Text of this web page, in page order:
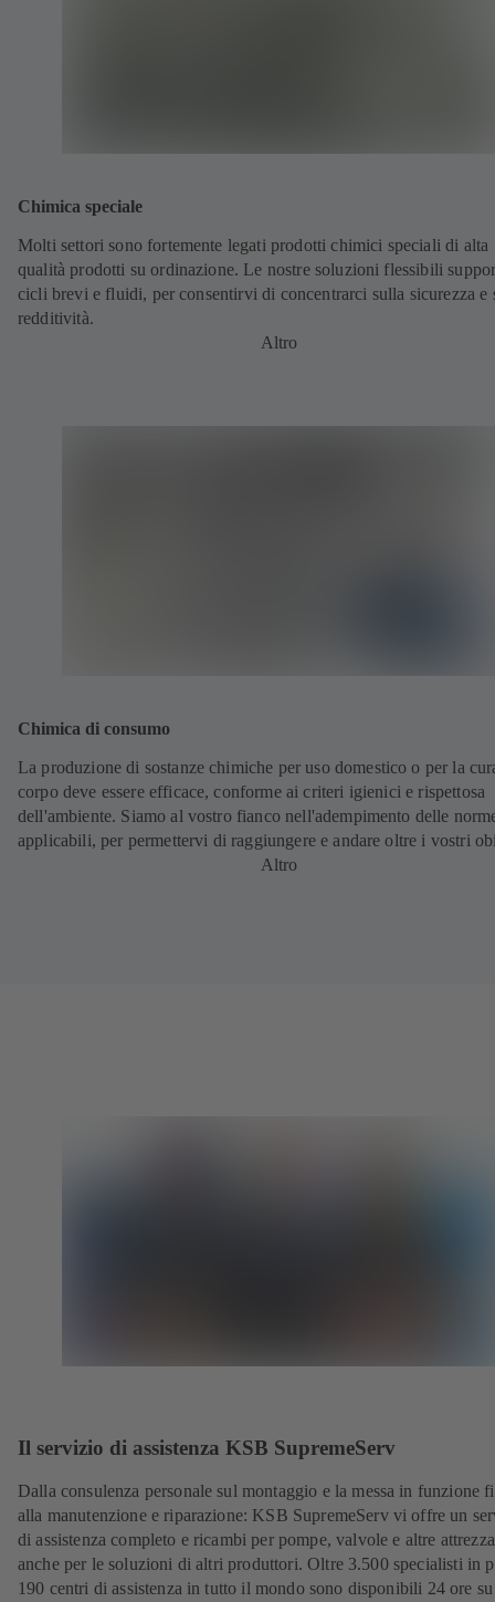
Chimica speciale
Molti settori sono fortemente legati prodotti chimici speciali di alta
qualità prodotti su ordinazione. Le nostre soluzioni flessibili
cicli brevi e fluidi, per consentirvi di concentrarci sulla sicurezza e
redditività.
Altro
Chimica di consumo
La produzione di sostanze chimiche per uso domestico o per la
corpo deve essere efficace, conforme ai criteri igienici e rispettosa
dell'ambiente. Siamo al vostro fianco nell'adempimento delle
applicabili, per permettervi di raggiungere e andare oltre i vostri
Altro
Il servizio di assistenza KSB SupremeServ
Dalla consulenza personale sul montaggio e la messa in funzione
alla manutenzione e riparazione: KSB SupremeServ vi offre un
di assistenza completo e ricambi per pompe, valvole e altre
anche per le soluzioni di altri produttori. Oltre 3.500 specialisti in
190 centri di assistenza in tutto il mondo sono disponibili 24 ore